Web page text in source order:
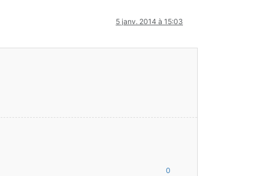
5 janv. 2014 à 15:03
0